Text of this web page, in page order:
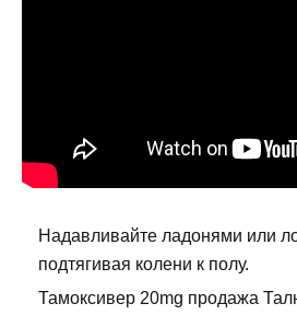
Надавливайте ладонями или
подтягивая колени к полу.
Тамоксивер 20mg продажа